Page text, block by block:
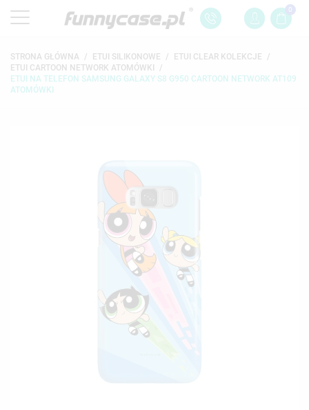
0
STRONA GŁÓWNA ETUI SILIKONOWE
ETUI CLEAR KOLEKCJE
ETUI CARTOON NETWORK ATOMÓWKI
ETUI NA TELEFON SAMSUNG GALAXY S8 G950 CARTOON NETWORK AT109
ATOMÓWKI